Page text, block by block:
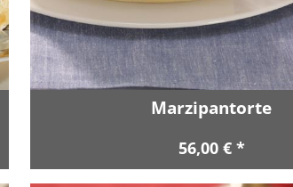
Marzipantorte
56,00 € *